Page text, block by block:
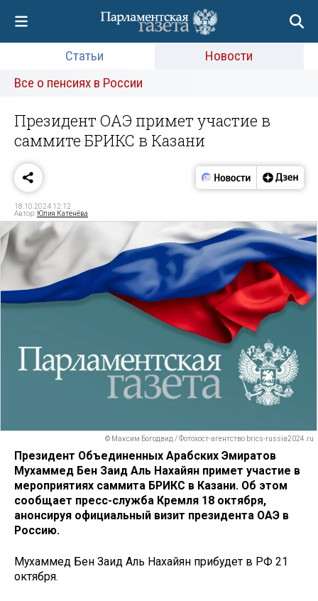
Статьи
Новости
Все о пенсиях в России
Президент ОАЭ примет участие в
саммите БРИКС в Казани
18.10.2024 12:12
Автор: Юлия Катенёва
© Максим Богодвид / Фотохост-агентство brics-russia2024.ru
Президент Объединенных Арабских Эмиратов
Мухаммед Бен Заид Аль Нахайян примет участие в
мероприятиях саммита БРИКС в Казани. Об этом
сообщает пресс-служба Кремля 18 октября,
анонсируя официальный визит президента ОАЭ в
Россию.
Мухаммед Бен Заид Аль Нахайян прибудет в РФ 21
октября.